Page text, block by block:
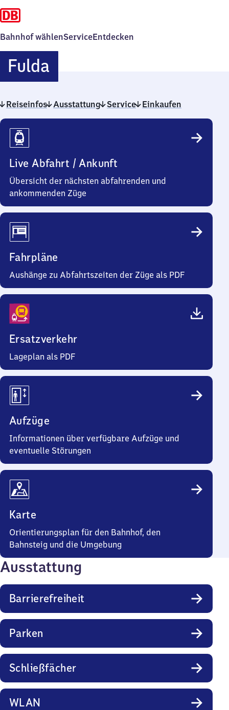
Bahnhof wählenServiceEntdecken
FuldaFulda
Reiseinfos Ausstattung Service Einkaufen
Reiseinfos
Live Abfahrt / Ankunft
Übersicht der nächsten abfahrenden und
ankommenden Züge
Fahrpläne
Aushänge zu Abfahrtszeiten der Züge als PDF
Ersatzverkehr
Lageplan als PDF
Aufzüge
Informationen über verfügbare Aufzüge und
eventuelle Störungen
Karte
Orientierungsplan für den Bahnhof, den
Bahnsteig und die Umgebung
Ausstattung
Barrierefreiheit
Parken
Schließfächer
WLAN